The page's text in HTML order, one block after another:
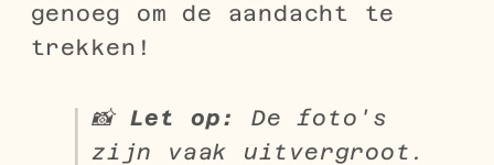
genoeg om de aandacht te
trekken!
📸 Let op:
De foto's
zijn vaak uitvergroot.